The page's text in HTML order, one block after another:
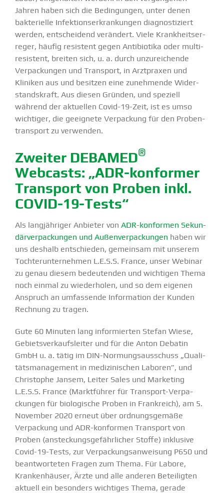
Jahren haben sich die Bedin­gungen, unter denen
bakte­rielle Infek­ti­ons­er­kran­kungen diagnos­ti­ziert
werden, entscheidend verändert. Viele Krank­heits­er­
reger, häufig resistent gegen Antibiotika oder multi­
re­sistent, breiten sich, u. a. durch unzurei­chende
Verpa­ckungen und Transport, in Arztpraxen und
Kliniken aus und besitzen eine zuneh­mende Wider­
stands­kraft. Aus diesen Gründen, und speziell
während der aktuellen Covid-19-Zeit, ist es umso
wichtiger, die geeignete Verpa­ckung für den Proben­
transport zu verwenden.
Zweiter DEBAMED®
Webcasts: „ADR-konformer
Transport von Proben inkl.
COVID-19-Tests“
Als langjäh­riger Anbieter von ADR-konformen Sekun­
där­ver­pa­ckungen und Außen­ver­pa­ckungen haben wir
uns deshalb entschieden, gemeinsam mit unserem
Tochter­un­ter­nehmen L.E.S.S. France, unser Webinar
zu genau diesem bedeu­tenden und wichtigen Thema
noch einmal zu wieder­holen, und so dem eigenen
Anspruch an umfas­sende Infor­mation der Kunden
Rechnung zu tragen.
Gute 60 Minuten lang infor­mierten Stefan Wiese,
Gebiets­ver­kaufs­leiter und für die Anton Debatin
GmbH u. a. tätig im DIN-Normungs­­aus­­schuss „Quali­
täts­ma­nagement in medizi­ni­schen Laboren”, und
Chris­tophe Jansem, Leiter Sales und Marketing
L.E.S.S. France (Markt­führer für Transport-Verpa­­
ckungen für biolo­gische Proben in Frank­reich), am 5.
November 2020 erneut über ordnungs­gemäße
Verpa­ckung und ADR-konformen Transport von
Proben (anste­ckungs­ge­fähr­licher Stoffe) inklusive
Covid-19-Tests, zur Verpa­ckungs­an­weisung P650 und
beant­wor­teten Fragen zum Thema. Für Labore,
Kranken­häuser, Ärzte und alle anderen Betei­ligten
aktuell ein besonders wichtiges Thema, gerade